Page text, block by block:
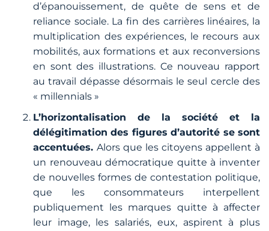
d’épanouissement, de quête de sens et de
reliance sociale. La fin des carrières linéaires, la
multiplication des expériences, le recours aux
mobilités, aux formations et aux reconversions
en sont des illustrations. Ce nouveau rapport
au travail dépasse désormais le seul cercle des
« millennials »
L’horizontalisation de la société et la
délégitimation des figures d’autorité se sont
accentuées. Alors que les citoyens appellent à
un renouveau démocratique quitte à inventer
de nouvelles formes de contestation politique,
que les consommateurs interpellent
publiquement les marques quitte à affecter
leur image, les salariés, eux, aspirent à plus